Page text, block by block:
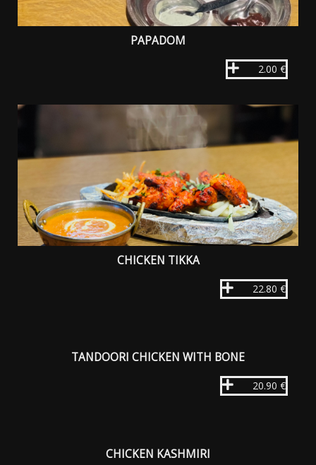
PAPADOM
2.00 €
CHICKEN TIKKA
22.80 €
TANDOORI CHICKEN WITH BONE
20.90 €
CHICKEN KASHMIRI